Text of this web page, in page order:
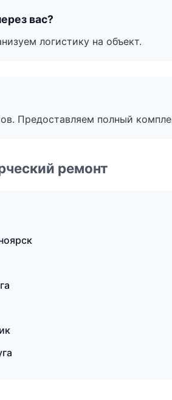
вас?
логистику на объект.
Предоставляем полный
ремонт